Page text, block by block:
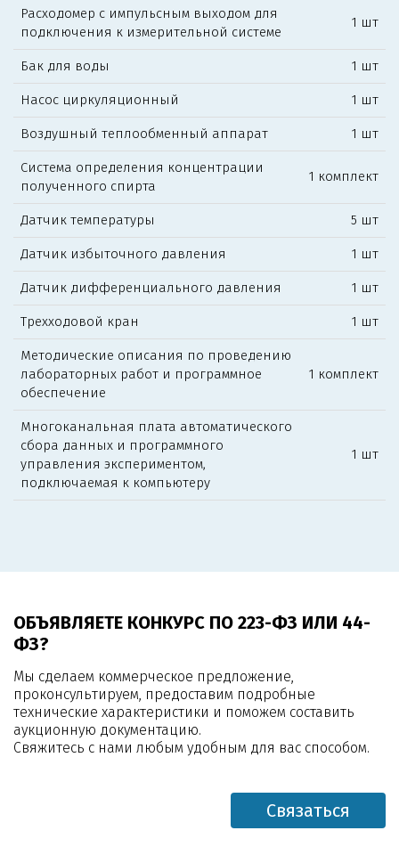
Расходомер с импульсным выходом для
подключения к измерительной системе
1 шт
Бак для воды 1 шт
Насос циркуляционный 1 шт
Воздушный теплообменный аппарат 1 шт
Система определения концентрации
полученного спирта
1 комплект
Датчик температуры 5 шт
Датчик избыточного давления 1 шт
Датчик дифференциального давления 1 шт
Трехходовой кран 1 шт
Методические описания по проведению
лабораторных работ и программное
обеспечение
1 комплект
Многоканальная плата автоматического
сбора данных и программного
управления экспериментом,
подключаемая к компьютеру
1 шт
ОБЪЯВЛЯЕТЕ КОНКУРС ПО 223-ФЗ ИЛИ 44-
ФЗ?
Мы сделаем коммерческое предложение,
проконсультируем, предоставим подробные
технические характеристики и поможем составить
аукционную документацию.
Свяжитесь с нами любым удобным для вас способом.
Связаться